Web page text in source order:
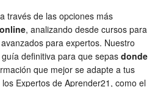
través de las opciones más
, analizando desde cursos para
para expertos. Nuestro
definitiva para que sepas donde
que mejor se adapte a tus
Expertos de Aprender21, como el